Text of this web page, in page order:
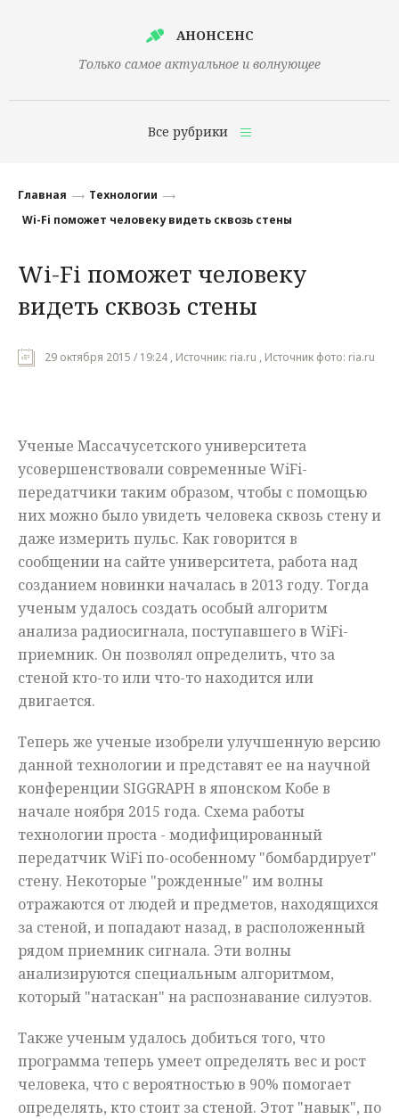
АНОНСЕНС
Только самое актуальное и волнующее
Все рубрики
Финансы
Наука
Культура
Общество
Происшествия
Главная
Технологии
Wi-Fi поможет человеку видеть сквозь стены
Wi-Fi поможет человеку
видеть сквозь стены
29 октября 2015 / 19:24 , Источник: ria.ru , Источник фото: ria.ru
Ученые Массачусетского университета
усовершенствовали современные WiFi-
передатчики таким образом, чтобы с помощью
них можно было увидеть человека сквозь стену и
даже измерить пульс. Как говорится в
сообщении на сайте университета, работа над
созданием новинки началась в 2013 году. Тогда
ученым удалось создать особый алгоритм
анализа радиосигнала, поступавшего в WiFi-
приемник. Он позволял определить, что за
стеной кто-то или что-то находится или
двигается.
Теперь же ученые изобрели улучшенную версию
данной технологии и представят ее на научной
конференции SIGGRAPH в японском Кобе в
начале ноября 2015 года. Схема работы
технологии проста - модифицированный
передатчик WiFi по-особенному "бомбардирует"
стену. Некоторые "рожденные" им волны
отражаются от людей и предметов, находящихся
за стеной, и попадают назад, в расположенный
рядом приемник сигнала. Эти волны
анализируются специальным алгоритмом,
который "натаскан" на распознавание силуэтов.
Также ученым удалось добиться того, что
программа теперь умеет определять вес и рост
человека, что с вероятностью в 90% помогает
определять, кто стоит за стеной. Этот "навык", по